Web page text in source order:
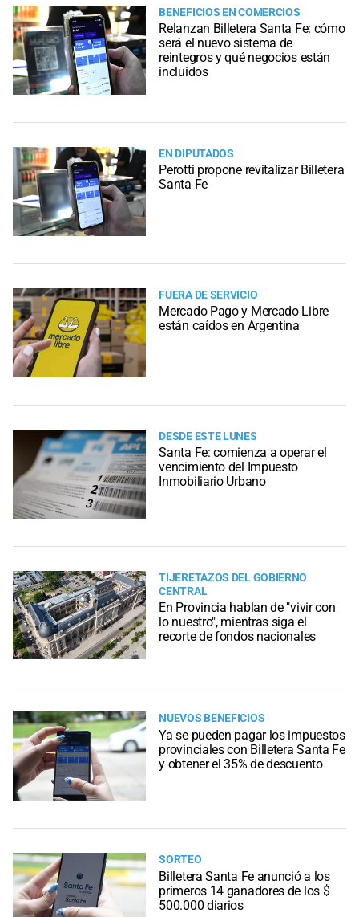
BENEFICIOS EN COMERCIOS
Relanzan Billetera Santa Fe: cómo
será el nuevo sistema de
reintegros y qué negocios están
incluidos
EN DIPUTADOS
Perotti propone revitalizar Billetera
Santa Fe
FUERA DE SERVICIO
Mercado Pago y Mercado Libre
están caídos en Argentina
DESDE ESTE LUNES
Santa Fe: comienza a operar el
vencimiento del Impuesto
Inmobiliario Urbano
TIJERETAZOS DEL GOBIERNO
CENTRAL
En Provincia hablan de "vivir con
lo nuestro", mientras siga el
recorte de fondos nacionales
NUEVOS BENEFICIOS
Ya se pueden pagar los impuestos
provinciales con Billetera Santa Fe
y obtener el 35% de descuento
SORTEO
Billetera Santa Fe anunció a los
primeros 14 ganadores de los $
500.000 diarios